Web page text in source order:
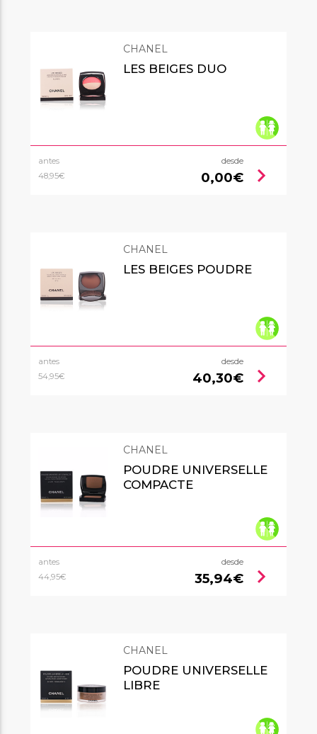
CHANEL
LES BEIGES DUO
antes
48,95€
desde
0,00€ chevron_right
CHANEL
LES BEIGES POUDRE
antes
54,95€
desde
40,30€ chevron_right
CHANEL
POUDRE UNIVERSELLE
COMPACTE
antes
44,95€
desde
35,94€ chevron_right
CHANEL
POUDRE UNIVERSELLE
LIBRE